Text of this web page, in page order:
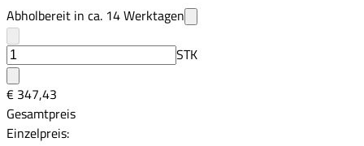
Abholbereit in ca. 14Werktagen
STK
€ 347,43
Gesamtpreis
Einzelpreis: